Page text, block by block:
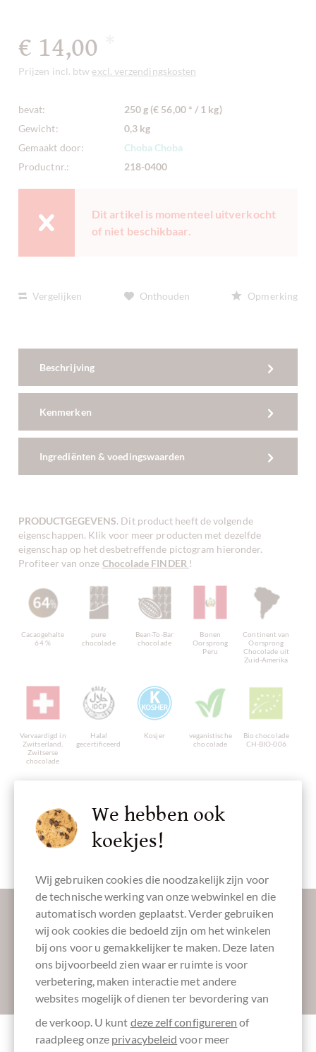
€ 14,00
Prijzen incl. btw excl. verzendingskosten
bevat:
250 g (€ 56,00 * / 1 kg)
Gewicht:
0,3 kg
Gemaakt door:
Choba Choba
Productnr.:
218-0400
Dit artikel is momenteel uitverkocht
of niet beschikbaar.
Vergelijken Onthouden Opmerking
Beschrijving
Kenmerken
Ingrediënten & voedingswaarden
PRODUCTGEGEVENS. Dit product heeft de volgende
eigenschappen. Klik voor meer producten met dezelfde
eigenschap op het desbetreffende pictogram hieronder.
Profiteer van onze Chocolade FINDER !
Cacaogehalte
64 %
pure
chocolade
Bean-To-Bar
chocolade
Bonen
Oorsprong
Peru
Continent van
Oorsprong
Chocolade uit
Zuid-Amerika
Vervaardigd in
Zwitserland,
Zwitserse
chocolade
Halal
gecertificeerd
Kosjer
veganistische
chocolade
Bio chocolade
CH-BIO-006
Nachhaltig
angebaut
Organisch
Volledig
recyclebaar
Laat ons uw inbox verzoeten:
Absenden
We hebben ook
koekjes!
Wij gebruiken cookies die noodzakelijk zijn voor
de technische werking van onze webwinkel en die
automatisch worden geplaatst. Verder gebruiken
wij ook cookies die bedoeld zijn om het winkelen
bij ons voor u gemakkelijker te maken. Deze laten
ons bijvoorbeeld zien waar er ruimte is voor
verbetering, maken interactie met andere
websites mogelijk of dienen ter bevordering van
de verkoop. U kunt deze zelf configureren of
raadpleeg onze privacybeleid voor meer